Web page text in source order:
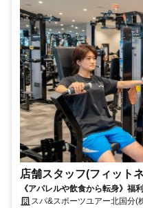
店舗スタッフ(フィット
《アパレルや飲食から転身》福
スパ&スポーツユアー北国分(